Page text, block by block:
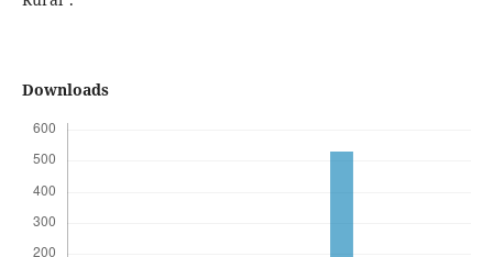
Downloads